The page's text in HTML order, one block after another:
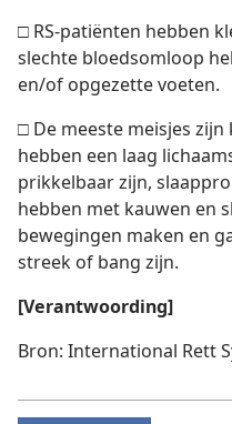
□ RS-patiënten hebben
slechte bloedsomloop
en/of opgezette voeten.
□ De meeste meisjes
hebben een laag
prikkelbaar zijn,
hebben met kauwen en
bewegingen maken en
streek of bang zijn.
[Verantwoording]
Bron: International Rett